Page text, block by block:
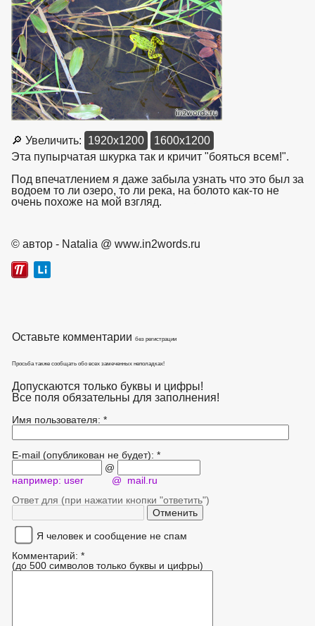
🔎 Увеличить: 1920x1200
1600x1200
Эта пупырчатая шкурка так и кричит "бояться всем!".
Под впечатлением я даже забыла узнать что это был за
водоем то ли озеро, то ли река, на болото как-то не
очень похоже на мой взгляд.
© автор - Natalia @ www.in2words.ru
Оставьте комментарии без регистрации
Просьба также сообщать обо всех замеченных неполадках!
Допускаются только буквы и цифры!
Все поля обязательны для заполнения!
Имя пользователя: *
E-mail (опубликован не будет): *
@
например: user @ mail.ru
Ответ для (при нажатии кнопки "ответить")
Я человек и сообщение не спам
Комментарий: *
(до 500 символов только буквы и цифры)